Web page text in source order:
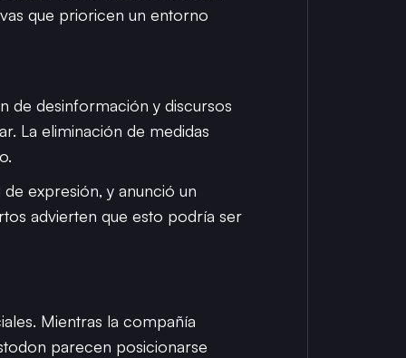
que prioricen un entorno
de desinformación y discursos
La eliminación de medidas
expresión, y anunció un
advierten que esto podría ser
Mientras la compañía
parecen posicionarse